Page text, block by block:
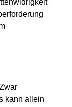
kann allein